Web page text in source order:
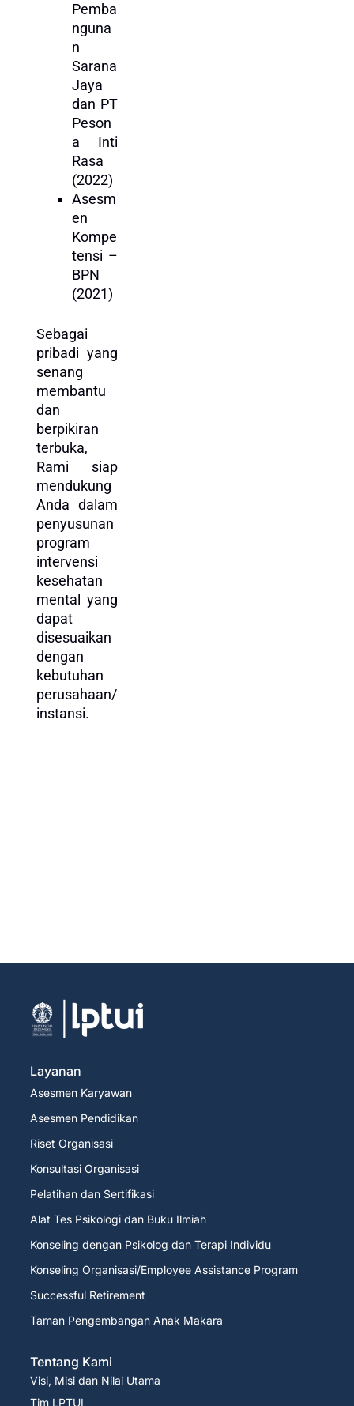
Pemba
nguna
n
Sarana
Jaya
dan PT
Peson
a Inti
Rasa
(2022)
Asesm
en
Kompe
tensi –
BPN
(2021)
Sebagai
pribadi yang
senang
membantu
dan
berpikiran
terbuka,
Rami siap
mendukung
Anda dalam
penyusunan
program
intervensi
kesehatan
mental yang
dapat
disesuaikan
dengan
kebutuhan
perusahaan/
instansi.
Layanan
Asesmen Karyawan
Asesmen Pendidikan
Riset Organisasi
Konsultasi Organisasi
Pelatihan dan Sertifikasi
Alat Tes Psikologi dan Buku Ilmiah
Konseling dengan Psikolog dan Terapi Individu
Konseling Organisasi/Employee Assistance Program
Successful Retirement
Taman Pengembangan Anak Makara
Tentang Kami
Visi, Misi dan Nilai Utama
Tim LPTUI